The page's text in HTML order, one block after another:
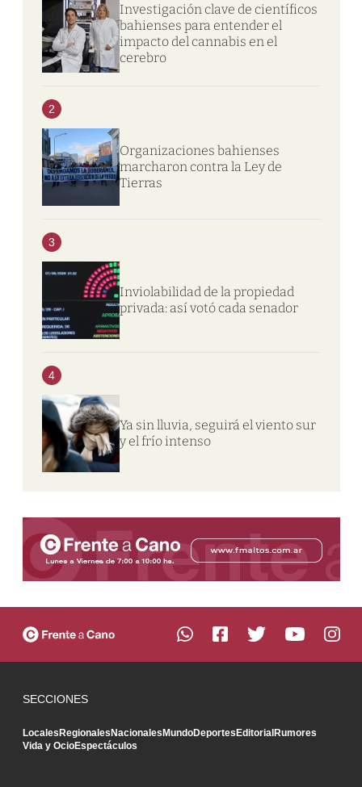
Investigación clave de científicos
bahienses para entender el
impacto del cannabis en el
cerebro
2
Organizaciones bahienses
marcharon contra la Ley de
Tierras
3
Inviolabilidad de la propiedad
privada: así votó cada senador
4
Ya sin lluvia, seguirá el viento sur
y el frío intenso
SECCIONES
LocalesRegionalesNacionalesMundoDeportesEditorialRumores
Vida y OcioEspectáculos